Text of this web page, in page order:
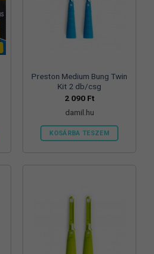
Preston Medium Bung Twin
Kit 2 db/csg
2 090 Ft
damil.hu
KOSÁRBA TESZEM